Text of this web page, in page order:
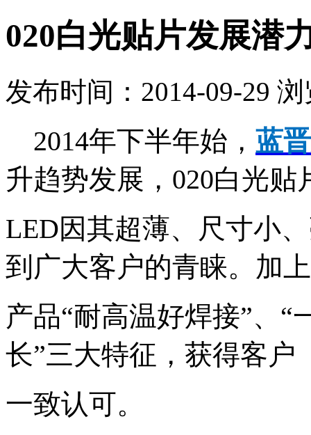
020白光贴片发展潜
发布时间：2014-09-29
2014年下半年始， 蓝
升趋势发展，020白光贴
LED因其超薄、尺寸小
到广大客户的青睐。加
产品“耐高温好焊接”、“
长”三大特征，获得客户
一致认可。